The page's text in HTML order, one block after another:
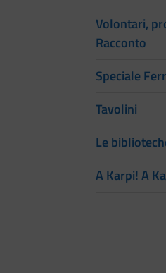
Volontari,
Racconto
Speciale
Tavolini
Le
A Karpi! A